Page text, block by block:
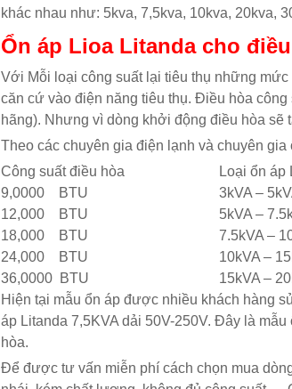
khác nhau như: 5kva, 7,5kva, 10kva, 20kva,
Ổn áp Lioa Litanda cho
Với Mỗi loại công suất lại tiêu thụ những
căn cứ vào điện năng tiêu thụ. Điều hòa
hãng). Nhưng vì dòng khởi động điều hòa
Theo các chuyên gia điện lạnh và chuyên
Công suất điều hòa
Loại ổn áp
9,0000 BTU
3kVA –
12,000 BTU
5kVA –
18,000 BTU
7.5kVA –
24,000 BTU
10kVA –
36,0000 BTU
15kVA –
Hiện tại mẫu ổn áp được nhiều khách hàng
áp Litanda 7,5KVA dải 50V-250V. Đây là
hòa.
Để được tư vấn miễn phí cách chọn mua